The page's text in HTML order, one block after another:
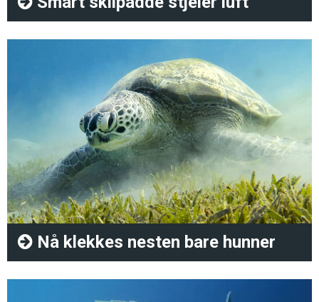
Nå klekkes nesten bare hunner